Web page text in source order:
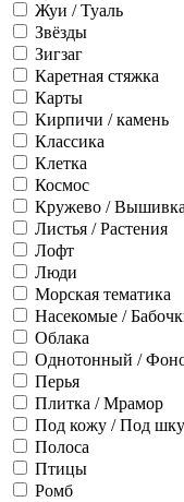
Жуи / Туаль
Звёзды
Зигзаг
Каретная стяжка
Карты
Кирпичи / камень
Классика
Клетка
Космос
Кружево / Вышивка
Листья / Растения
Лофт
Люди
Морская тематика
Насекомые /
Облака
Однотонный /
Перья
Плитка / Мрамор
Под кожу / Под
Полоса
Птицы
Ромб